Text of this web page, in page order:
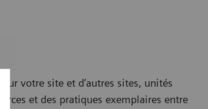
votre site et d’autres sites, unités
et des pratiques exemplaires entre